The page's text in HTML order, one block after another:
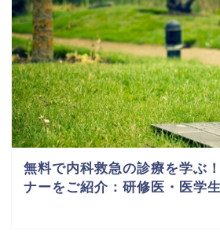
無料で内科救急の診療を学ぶ
ナーをご紹介：研修医・医学